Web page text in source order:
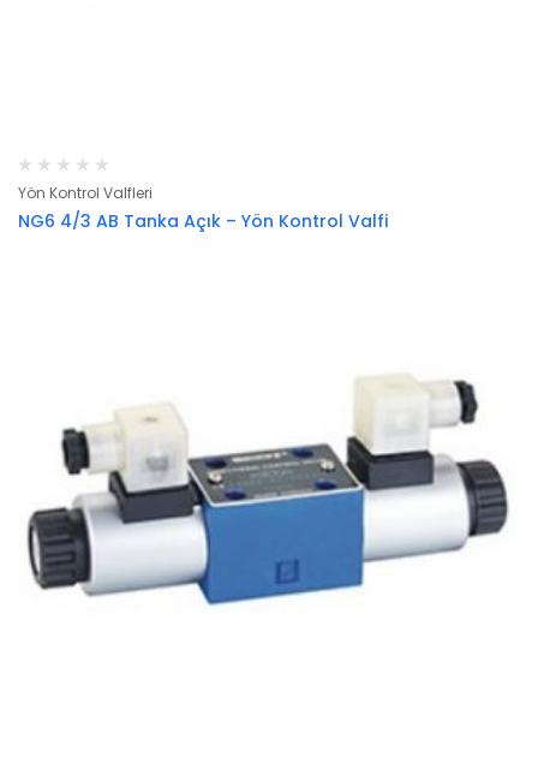
Yön Kontrol Valfleri
NG6 4/3 AB Tanka Açık – Yön Kontrol Valfi